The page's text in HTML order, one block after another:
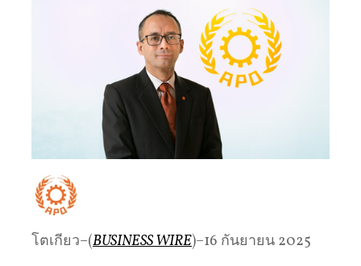
โตเกียว–(BUSINESS WIRE)–16 กันยายน 2025